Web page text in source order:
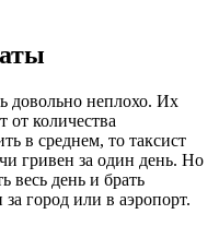
довольно неплохо. Их
от количества
в среднем, то таксист
гривен за один день. Но
весь день и брать
город или в аэропорт.